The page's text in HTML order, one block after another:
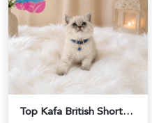
Top Kafa British Shorthair Blue Point Yakışıklımız - 4641